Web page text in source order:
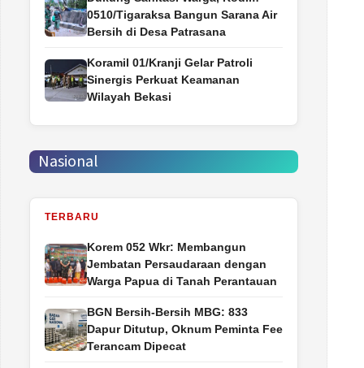
0510/Tigaraksa Bangun Sarana Air
Bersih di Desa Patrasana
Koramil 01/Kranji Gelar Patroli
Sinergis Perkuat Keamanan
Wilayah Bekasi
Nasional
TERBARU
Korem 052 Wkr: Membangun
Jembatan Persaudaraan dengan
Warga Papua di Tanah Perantauan
BGN Bersih-Bersih MBG: 833
Dapur Ditutup, Oknum Peminta Fee
Terancam Dipecat